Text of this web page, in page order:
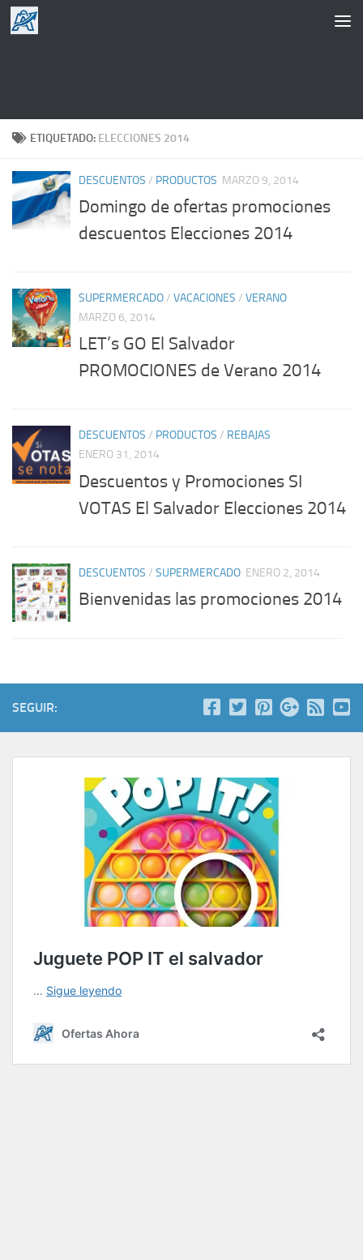
Saltar al contenido
ETIQUETADO: ELECCIONES 2014
DESCUENTOS / PRODUCTOS MARZO 9, 2014
Domingo de ofertas promociones
descuentos Elecciones 2014
SUPERMERCADO/ VACACIONES / VERANO
MARZO 6, 2014
LET’s GO El Salvador
PROMOCIONES de Verano 2014
DESCUENTOS / PRODUCTOS / REBAJAS
ENERO 31, 2014
Descuentos y Promociones SI
VOTAS El Salvador Elecciones 2014
DESCUENTOS / SUPERMERCADO ENERO 2, 2014
Bienvenidas las promociones 2014
SEGUIR: